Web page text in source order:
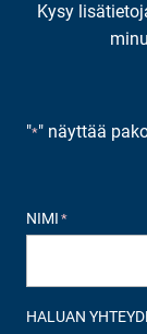
Kysy
"*" näyttää
NIMI *
HALUAN